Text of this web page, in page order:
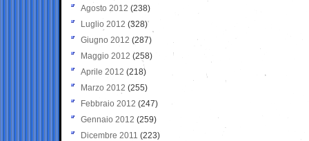
Agosto 2012 (238)
Luglio 2012 (328)
Giugno 2012 (287)
Maggio 2012 (258)
Aprile 2012 (218)
Marzo 2012 (255)
Febbraio 2012 (247)
Gennaio 2012 (259)
Dicembre 2011 (223)